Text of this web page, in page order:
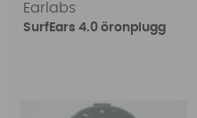
Earlabs
SurfEars 4.0 öronplugg